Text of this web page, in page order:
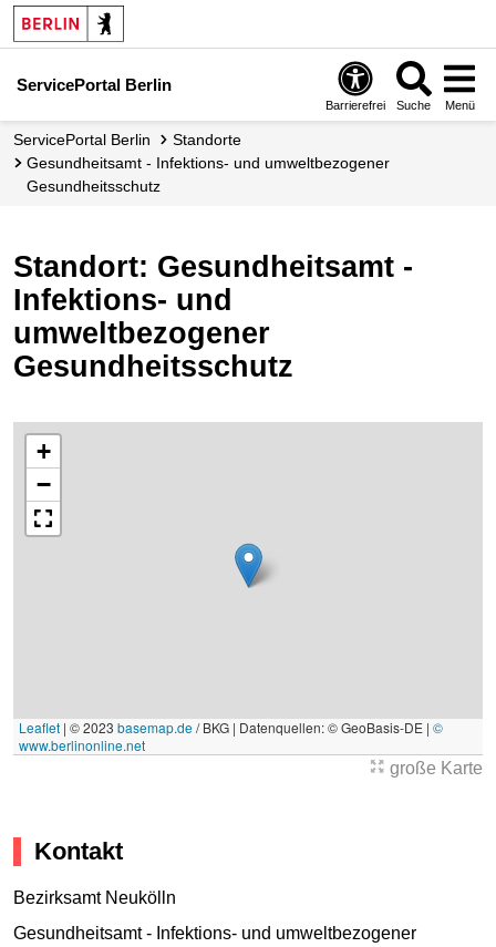
ServicePortal Berlin
Barrierefrei Suche Menü
ServicePortal Berlin
Standorte
Gesundheitsamt - Infektions- und umweltbezogener
Gesundheitsschutz
Standort: Gesundheitsamt -
Infektions- und
umweltbezogener
Gesundheitsschutz
+
−
Leaflet | © 2023 basemap.de/ BKG | Datenquellen: © GeoBasis-DE | ©
www.berlinonline.net
große Karte
Kontakt
Bezirksamt Neukölln
Gesundheitsamt - Infektions- und umweltbezogener